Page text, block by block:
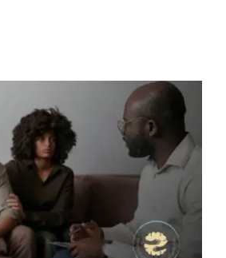
de casal:
da
Apoio profissional
Atendimento
psicológico
Estratégias